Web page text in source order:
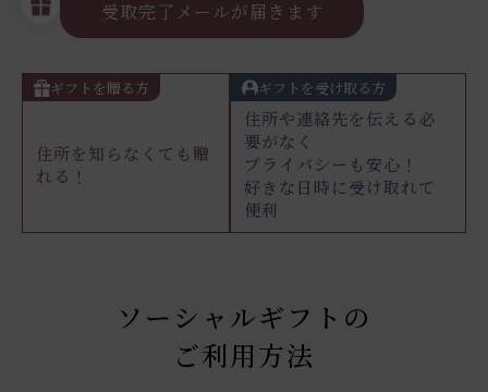
受取完了メールが届きます
ギフトを贈る方
住所を知らなくても贈
れる！
ギフトを受け取る方
住所や連絡先を伝える必
要がなく
プライバシーも安心！
好きな日時に受け取れて
便利
ソーシャルギフトの
ご利用方法